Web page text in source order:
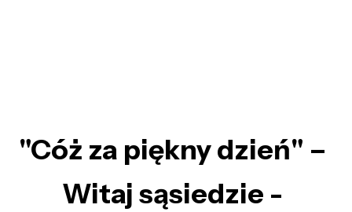
"Cóż za piękny dzień" –
Witaj sąsiedzie -